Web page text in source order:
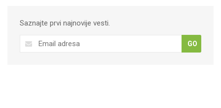
Saznajte prvi najnovije vesti.
GO